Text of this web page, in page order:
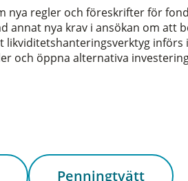
nya regler och föreskrifter för
annat nya krav i ansökan om att
likviditetshanteringsverktyg införs
och öppna alternativa
Penningtvätt